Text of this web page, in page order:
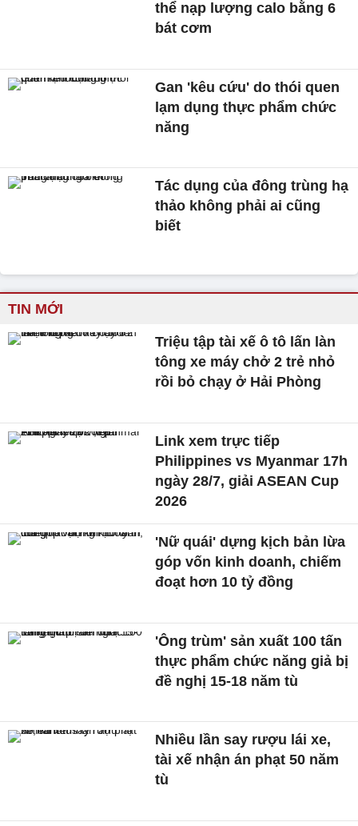
thể nạp lượng calo bằng 6
bát cơm
Gan 'kêu cứu' do thói quen
lạm dụng thực phẩm chức
năng
Tác dụng của đông trùng hạ
thảo không phải ai cũng
biết
TIN MỚI
Triệu tập tài xế ô tô lấn làn
tông xe máy chở 2 trẻ nhỏ
rồi bỏ chạy ở Hải Phòng
Link xem trực tiếp
Philippines vs Myanmar 17h
ngày 28/7, giải ASEAN Cup
2026
'Nữ quái' dựng kịch bản lừa
góp vốn kinh doanh, chiếm
đoạt hơn 10 tỷ đồng
'Ông trùm' sản xuất 100 tấn
thực phẩm chức năng giả bị
đề nghị 15-18 năm tù
Nhiều lần say rượu lái xe,
tài xế nhận án phạt 50 năm
tù